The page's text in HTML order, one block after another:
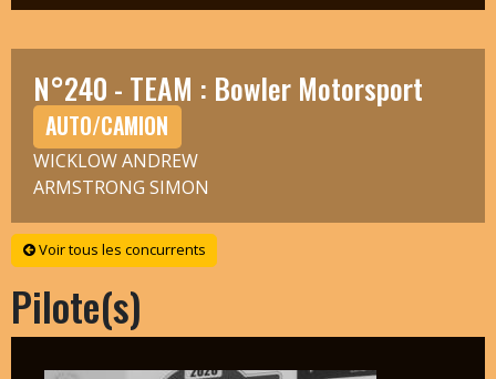
N°240 - TEAM : Bowler Motorsport
AUTO/CAMION
WICKLOW ANDREW
ARMSTRONG SIMON
Voir tous les concurrents
Pilote(s)